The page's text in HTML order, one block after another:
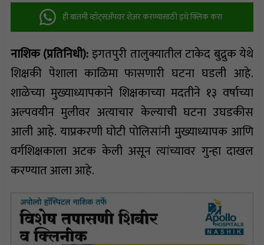
ही बातमी व्हॉट्सअ‍ॅपवर शेअर करण्यासाठी इथे क्लिक करा
नाशिक (प्रतिनिधी):इगतपुरी तालुक्यातील टाकेद बुद्रुक येथे
शिक्षकी पेशाला काळिमा फासणारी घटना घडली आहे.
शाळेच्या मुख्याध्यापकाने शिक्षकाच्या मदतीने १३ वर्षाच्या
अल्पवयीन मुलीवर अत्याचार केल्याची घटना उघडकीस
आली आहे. याप्रकरणी घोटी पोलिसांनी मुख्याध्यापक आणि
वर्गशिक्षकाला अटक केली असून त्यांच्यावर गुन्हा दाखल
करण्यात आला आहे.